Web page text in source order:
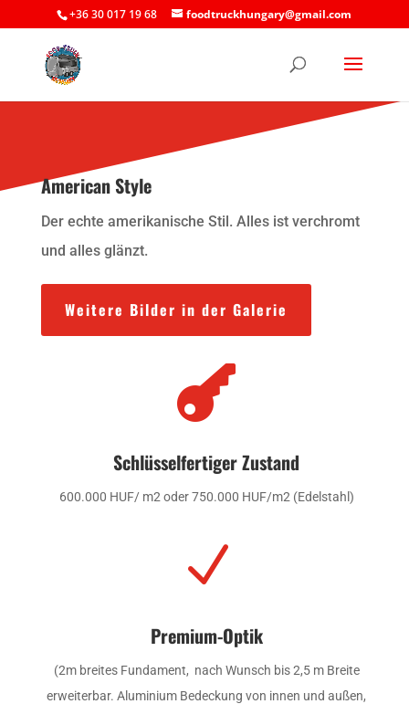
+36 30 017 19 68 foodtruckhungary@gmail.com
American Style
Der echte amerikanische Stil. Alles ist verchromt
und alles glänzt.
Weitere Bilder in der Galerie

Schlüsselfertiger Zustand
600.000 HUF/ m2 oder 750.000 HUF/m2 (Edelstahl)
N
Premium-Optik
(2m breites Fundament, nach Wunsch bis 2,5 m Breite
erweiterbar. Aluminium Bedeckung von innen und außen,